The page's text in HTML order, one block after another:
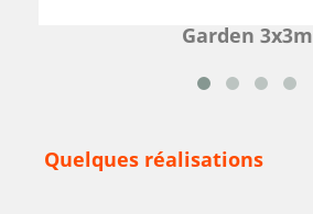
Garden 3x3m
Quelques réalisations